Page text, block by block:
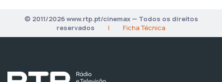
© 2011/2026 www.rtp.pt/cinemax — Todos os direitos
reservados
| Ficha Técnica